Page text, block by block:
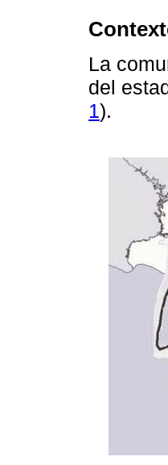
La
del
1).